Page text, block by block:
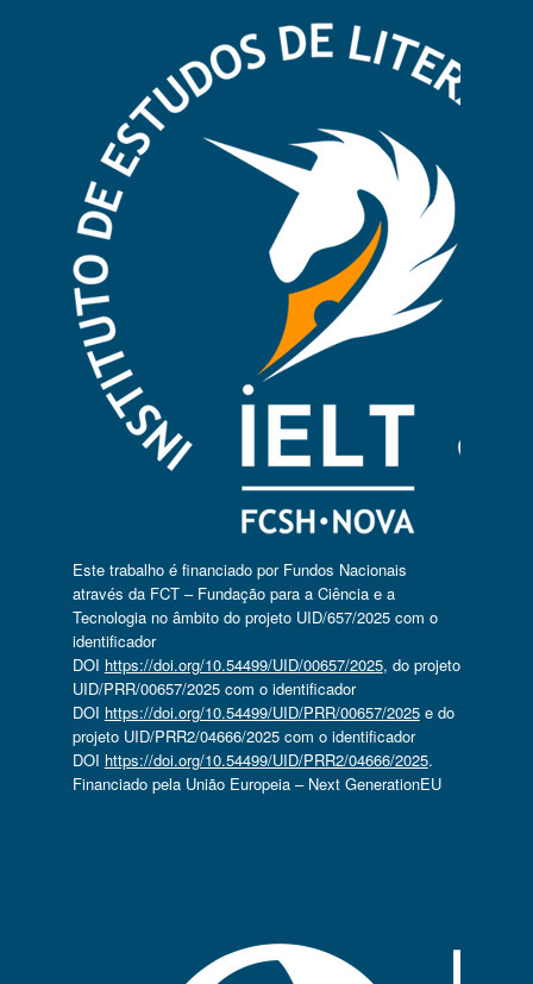
Este trabalho é financiado por Fundos Nacionais
através da FCT – Fundação para a Ciência e a
Tecnologia no âmbito do projeto UID/657/2025 com o
identificador
DOI https://doi.org/10.54499/UID/00657/2025, do projeto
UID/PRR/00657/2025 com o identificador
DOI https://doi.org/10.54499/UID/PRR/00657/2025e do
projeto UID/PRR2/04666/2025 com o identificador
DOI https://doi.org/10.54499/UID/PRR2/04666/2025.
Financiado pela União Europeia – Next GenerationEU